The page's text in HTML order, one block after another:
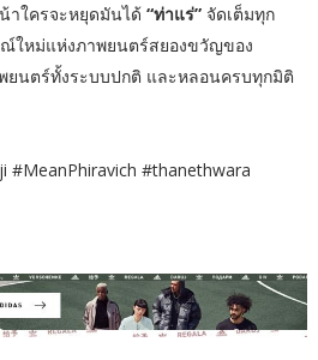
าใครจะหยุดมันได้ “ท่าแร่” จัดเต็มทุก
ใหม่แห่งภาพยนตร์สยองขวัญของ
ยนตร์ทั้งระบบปกติ และหลอนครบทุกมิติ
#MeanPhiravich #thanethwara